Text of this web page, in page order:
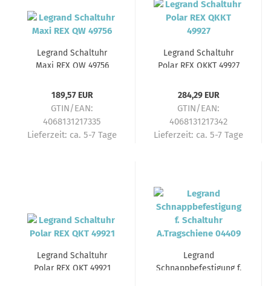
Legrand Schaltuhr
Maxi REX QW 49756
189,57 EUR
GTIN/EAN:
4068131217335
Lieferzeit: ca. 5-7 Tage
Legrand Schaltuhr
Polar REX QKKT 49927
284,29 EUR
GTIN/EAN:
4068131217342
Lieferzeit: ca. 5-7 Tage
Legrand Schaltuhr
Polar REX QKT 49921
Legrand
Schnappbefestigung f.